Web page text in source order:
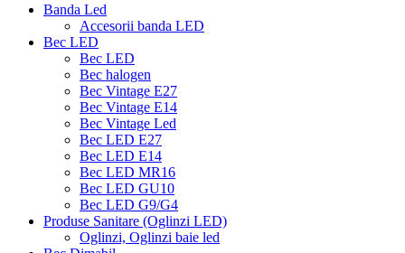
Banda Led
Accesorii banda LED
Bec LED
Bec LED
Bec halogen
Bec Vintage E27
Bec Vintage E14
Bec Vintage Led
Bec LED E27
Bec LED E14
Bec LED MR16
Bec LED GU10
Bec LED G9/G4
Produse Sanitare (Oglinzi LED)
Oglinzi, Oglinzi baie led